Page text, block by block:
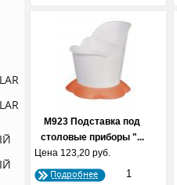
М923 Подставка под
столовые приборы "...
Цена 123,20 руб.
Подробнее